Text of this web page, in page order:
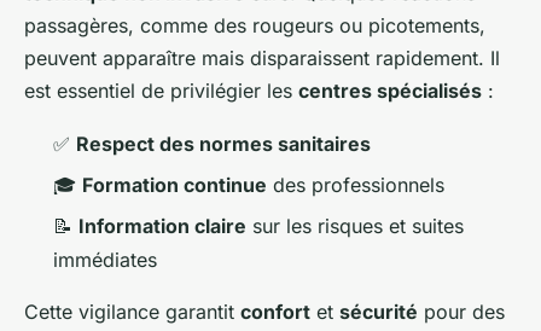
passagères, comme des rougeurs ou picotements,
peuvent apparaître mais disparaissent rapidement. Il
est essentiel de privilégier les centres spécialisés :
✅ Respect des normes sanitaires
🎓 Formation continue des professionnels
📝 Information claire sur les risques et suites
immédiates
Cette vigilance garantit confort et sécurité pour des